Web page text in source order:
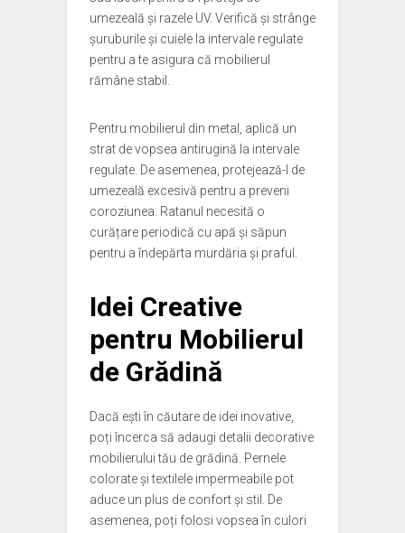
umezeală și razele UV. Verifică și strânge
șuruburile și cuiele la intervale regulate
pentru a te asigura că mobilierul
rămâne stabil.
Pentru mobilierul din metal, aplică un
strat de vopsea antirugină la intervale
regulate. De asemenea, protejează-l de
umezeală excesivă pentru a preveni
coroziunea. Ratanul necesită o
curățare periodică cu apă și săpun
pentru a îndepărta murdăria și praful.
Idei Creative
pentru Mobilierul
de Grădină
Dacă ești în căutare de idei inovative,
poți încerca să adaugi detalii decorative
mobilierului tău de grădină. Pernele
colorate și textilele impermeabile pot
aduce un plus de confort și stil. De
asemenea, poți folosi vopsea în culori